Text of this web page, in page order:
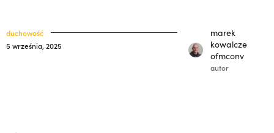
kuria prowincjalna
JESTEM
duchowość
5 września, 2025
marek
kowalcze
ofmconv
autor